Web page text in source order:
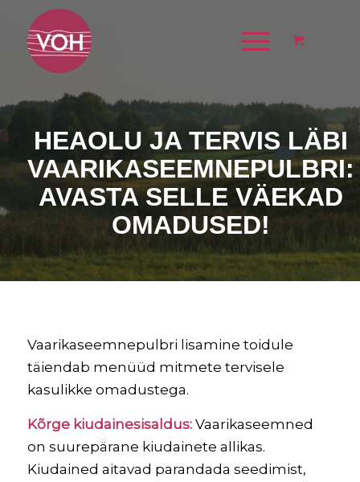
HEAOLU JA TERVIS LÄBI
VAARIKASEEMNEPULBRI:
AVASTA SELLE VÄEKAD
OMADUSED!
Vaarikaseemnepulbri lisamine toidule
täiendab menüüd mitmete tervisele
kasulikke omadustega.
Kõrge kiudainesisaldus:Vaarikaseemned
on suurepärane kiudainete allikas.
Kiudained aitavad parandada seedimist,